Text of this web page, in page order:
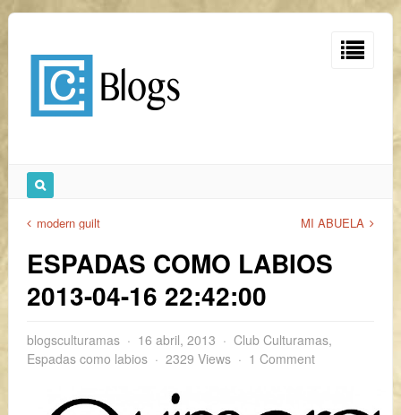
modern guilt MI ABUELA
ESPADAS COMO LABIOS
2013-04-16 22:42:00
blogsculturamas 16 abril, 2013 Club Culturamas,
Espadas como labios
2329 Views 1 Comment